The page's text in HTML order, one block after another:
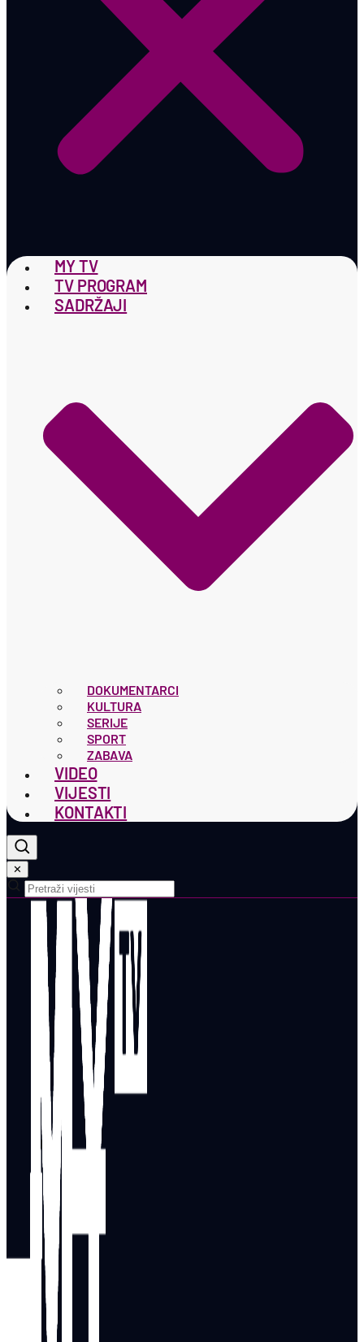
MY TV
TV PROGRAM
SADRŽAJI
DOKUMENTARCI
KULTURA
SERIJE
SPORT
ZABAVA
VIDEO
VIJESTI
KONTAKTI
✕